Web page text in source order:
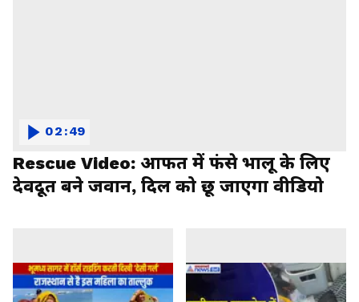
Rescue Video: आफत में फंसे भालू के लिए
देवदूत बने जवान, दिल को छू जाएगा वीडियो
02:49